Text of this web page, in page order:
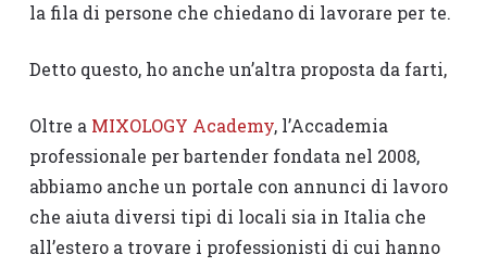
la fila di persone che chiedano di lavorare per te.
Detto questo, ho anche un’altra proposta da farti,
Oltre a MIXOLOGY Academy, l’Accademia
professionale per bartender fondata nel 2008,
abbiamo anche un portale con annunci di lavoro
che aiuta diversi tipi di locali sia in Italia che
all’estero a trovare i professionisti di cui hanno